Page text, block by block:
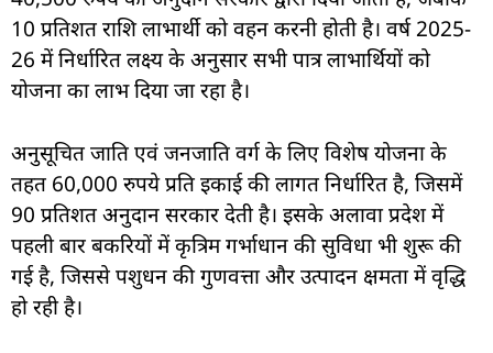
10 प्रतिशत राशि लाभार्थी को वहन करनी होती है। वर्ष 2025-
26 में निर्धारित लक्ष्य के अनुसार सभी पात्र लाभार्थियों को
योजना का लाभ दिया जा रहा है।
अनुसूचित जाति एवं जनजाति वर्ग के लिए विशेष योजना के
तहत 60,000 रुपये प्रति इकाई की लागत निर्धारित है, जिसमें
90 प्रतिशत अनुदान सरकार देती है। इसके अलावा प्रदेश में
पहली बार बकरियों में कृत्रिम गर्भाधान की सुविधा भी शुरू की
गई है, जिससे पशुधन की गुणवत्ता और उत्पादन क्षमता में वृद्धि
हो रही है।